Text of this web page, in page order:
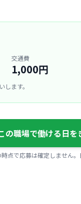
交通費
1,000円
ます。
の職場で働ける日を
時点で応募は確定しません